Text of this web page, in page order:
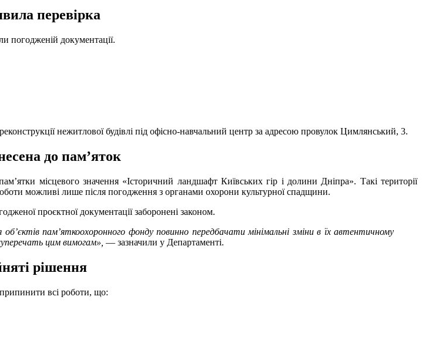
перевірка
погодженій документації.
нежитлової будівлі під офісно-навчальний центр за адресою провулок Цимлянський, 3.
до пам’яток
місцевого значення «Історичний ландшафт Київських гір і долини Дніпра». Такі території
можливі лише після погодження з органами охорони культурної спадщини.
проєктної документації заборонені законом.
цим вимогам», — зазначили у Департаменті.
рішення
припинити всі роботи, що: